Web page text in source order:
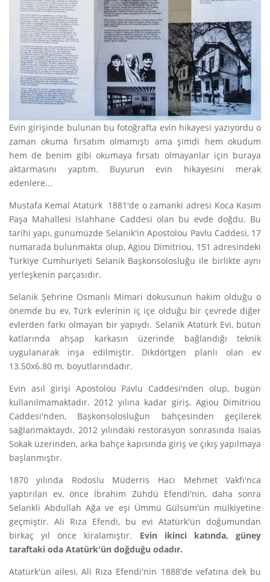
Evin girişinde bulunan bu fotoğrafta evin hikayesi yazıyordu o
zaman okuma fırsatım olmamıştı ama şimdi hem okudum
hem de benim gibi okumaya fırsatı olmayanlar için buraya
aktarmasını yaptım. Buyurun evin hikayesini merak
edenlere...
Mustafa Kemal Atatürk 1881'de o zamanki adresi Koca Kasım
Paşa Mahallesi Islahhane Caddesi olan bu evde doğdu. Bu
tarihi yapı, günümüzde Selanik'in Apostolou Pavlu Caddesi, 17
numarada bulunmakta olup, Agiou Dimitriou, 151 adresindeki
Türkiye Cumhuriyeti Selanik Başkonsolosluğu ile birlikte aynı
yerleşkenin parçasıdır.
Selanik Şehrine Osmanlı Mimari dokusunun hakim olduğu o
önemde bu ev, Türk evlerinin iç içe olduğu bir çevrede diğer
evlerden farkı olmayan bir yapıydı. Selanik Atatürk Evi, bütün
katlarında ahşap karkasın üzerinde bağlandığı teknik
uygulanarak inşa edilmiştir. Dikdörtgen planlı olan ev
13.50x6.80 m. boyutlarındadır.
Evin asıl girişi Apostolou Pavlu Caddesi'nden olup, bugün
kullanılmamaktadır. 2012 yılına kadar giriş, Agiou Dimitriou
Caddesi'nden, Başkonsolosluğun bahçesinden geçilerek
sağlanmaktaydı. 2012 yılındaki restorasyon sonrasında Isaias
Sokak üzerinden, arka bahçe kapısında giriş ve çıkış yapılmaya
başlanmıştır.
1870 yılında Rodoslu Müderris Hacı Mehmet Vakfı'nca
yaptırılan ev, önce İbrahim Zühdü Efendi'nin, daha sonra
Selankli Abdullah Ağa ve eşi Ümmü Gülsüm'ün mülkiyetine
geçmiştir. Ali Rıza Efendi, bu evi Atatürk'ün doğumundan
birkaç yıl önce kiralamıştır. Evin ikinci katında, güney
taraftaki oda Atatürk'ün doğduğu odadır.
Atatürk'ün ailesi, Ali Rıza Efendi'nin 1888'de vefatına dek bu